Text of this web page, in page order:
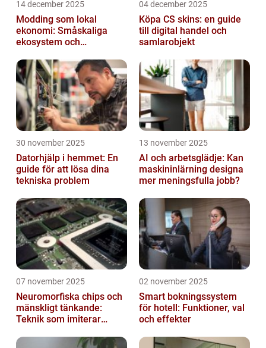
14 december 2025
Modding som lokal
ekonomi: Småskaliga
ekosystem och
04 december 2025
Köpa CS skins: en guide
till digital handel och
samlarobjekt
30 november 2025
Datorhjälp i hemmet: En
guide för att lösa dina
tekniska problem
13 november 2025
AI och arbetsglädje: Kan
maskininlärning designa
mer meningsfulla jobb?
07 november 2025
Neuromorfiska chips och
mänskligt tänkande:
Teknik som imiterar
02 november 2025
Smart bokningssystem
för hotell: Funktioner, val
och effekter